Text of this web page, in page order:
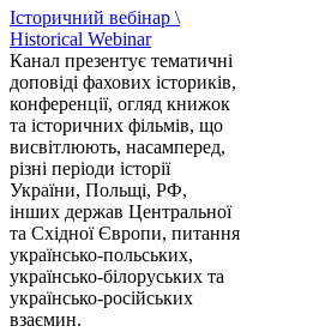
Історичний вебінар \
Historical Webinar
Канал презентує тематичні
доповіді фахових істориків,
конференції, огляд книжок
та історичних фільмів, що
висвітлюють, насамперед,
різні періоди історії
України, Польщі, РФ,
інших держав Центральної
та Східної Європи, питання
українсько-польських,
українсько-білоруських та
українсько-російських
взаємин.